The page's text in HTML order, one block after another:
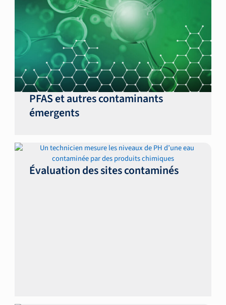
PFAS et autres contaminants
émergents
Évaluation des sites contaminés